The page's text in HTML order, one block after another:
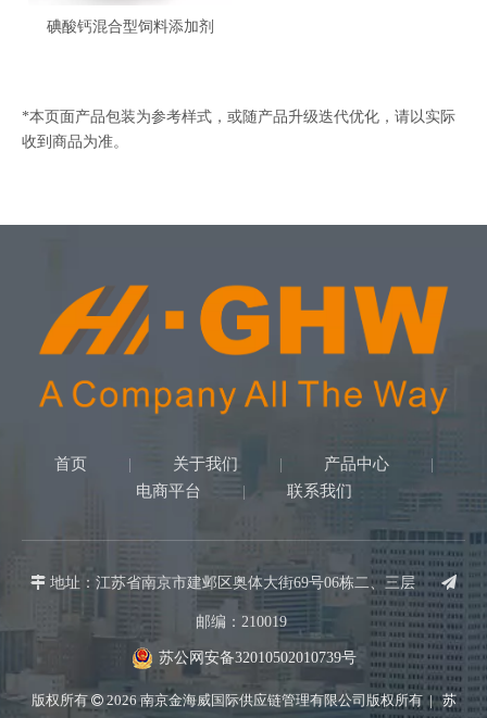
碘酸钙混合型饲料添加剂
*本页面产品包装为参考样式，或随产品升级迭代优化，请以实际
收到商品为准。
首页 关于我们 产品中心
电商平台 联系我们
 地址：江苏省南京市建邺区奥体大街69号06栋二、三层
邮编：210019
苏公网安备32010502010739号
版权所有 2026 南京金海威国际供应链管理有限公司版权所有 |苏